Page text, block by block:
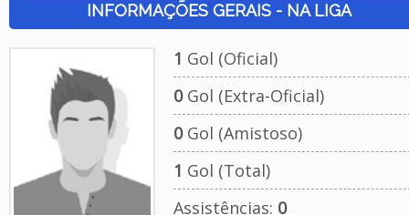
INFORMAÇÕES GERAIS - NA LIGA
1 Gol (Oficial)
0Gol (Extra-Oficial)
0Gol (Amistoso)
1 Gol (Total)
Assistências: 0